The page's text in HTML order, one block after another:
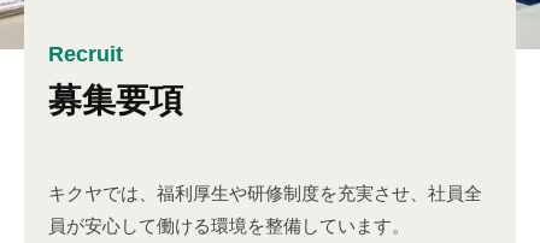
Recruit
募集要項
キクヤでは、福利厚生や研修制度を充実させ、社員全
員が安心して働ける環境を整備しています。